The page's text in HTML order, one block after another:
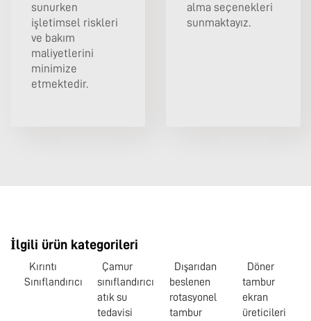
sunurken
işletimsel riskleri
ve bakım
maliyetlerini
minimize
etmektedir.
alma seçenekleri
sunmaktayız.
İlgili ürün kategorileri
Kırıntı
Sınıflandırıcı
Çamur
sınıflandırıcı
atık su
tedavisi
Dışarıdan
beslenen
rotasyonel
tambur
Döner
tambur
ekran
üreticileri